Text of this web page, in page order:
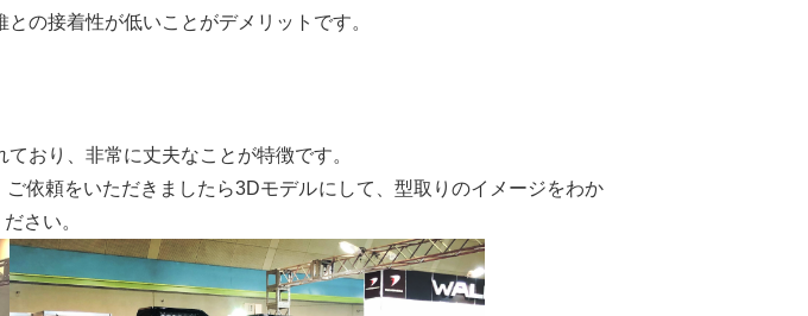
の接着性が低いことがデメリットです。
おり、非常に丈夫なことが特徴です。
依頼をいただきましたら3Dモデルにして、型取りのイメージをわか
さい。